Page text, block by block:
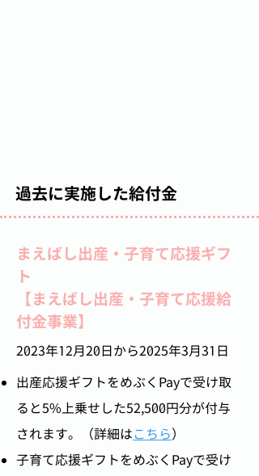
​過去に実施した給付金
まえばし出産・子育て応援ギフ
ト
【まえばし出産・子育て応援給
付金事業】
​2023年12月20日から2025年3月31日
出産応援ギフトをめぶくPayで受け取
ると5%上乗せした52,500円分が付与
されます。（詳細はこちら）
​子育て応援ギフトをめぶくPayで受け